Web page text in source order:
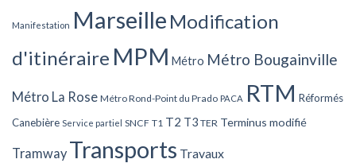
Manifestation Marseille Modification
d'itinéraire MPM Métro Métro Bougainville
Métro La Rose Métro Rond-Point du Prado PACA RTM Réformés
Canebière Service partiel SNCF T1 T2 T3 TER Terminus modifié
Tramway Transports Travaux